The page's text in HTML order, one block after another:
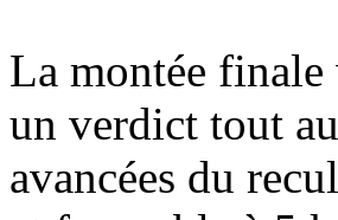
La montée finale
un verdict tout
avancées du